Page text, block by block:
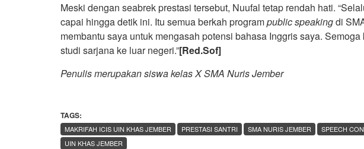
Meski dengan seabrek prestasi tersebut, Nuufal tetap rendah hati.
capai hingga detik ini. Itu semua berkah programpublic speakingdi
membantu saya untuk mengasah potensi bahasa Inggris saya.
studi sarjana ke luar negeri.”[Red.Sof]
Penulis merupakan siswa kelas X SMA Nuris Jember
TAGS:
MAKRIFAH ICIS UIN KHAS JEMBER PRESTASI SANTRI SMA NURIS JEMBER SPEECH
UIN KHAS JEMBER